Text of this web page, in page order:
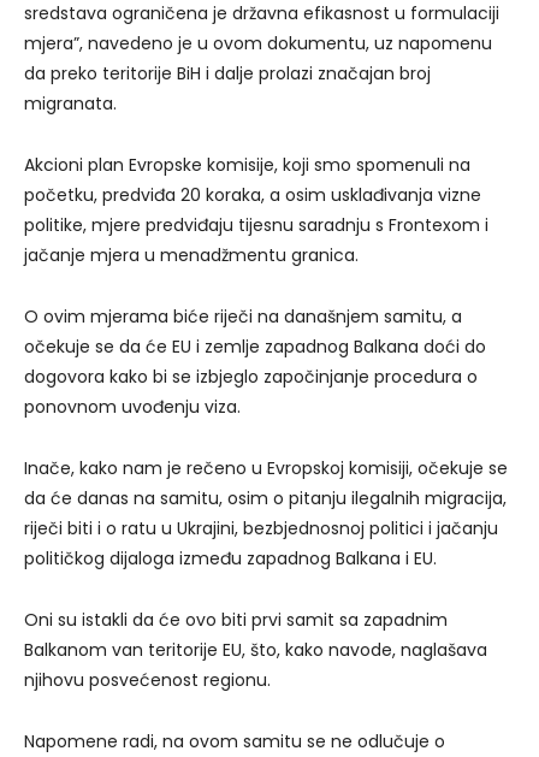
sredstava ograničena je državna efikasnost u formulaciji
mjera”, navedeno je u ovom dokumentu, uz napomenu
da preko teritorije BiH i dalje prolazi značajan broj
migranata.
Akcioni plan Evropske komisije, koji smo spomenuli na
početku, predviđa 20 koraka, a osim usklađivanja vizne
politike, mjere predviđaju tijesnu saradnju s Frontexom i
jačanje mjera u menadžmentu granica.
O ovim mjerama biće riječi na današnjem samitu, a
očekuje se da će EU i zemlje zapadnog Balkana doći do
dogovora kako bi se izbjeglo započinjanje procedura o
ponovnom uvođenju viza.
Inače, kako nam je rečeno u Evropskoj komisiji, očekuje se
da će danas na samitu, osim o pitanju ilegalnih migracija,
riječi biti i o ratu u Ukrajini, bezbjednosnoj politici i jačanju
političkog dijaloga između zapadnog Balkana i EU.
Oni su istakli da će ovo biti prvi samit sa zapadnim
Balkanom van teritorije EU, što, kako navode, naglašava
njihovu posvećenost regionu.
Napomene radi, na ovom samitu se ne odlučuje o